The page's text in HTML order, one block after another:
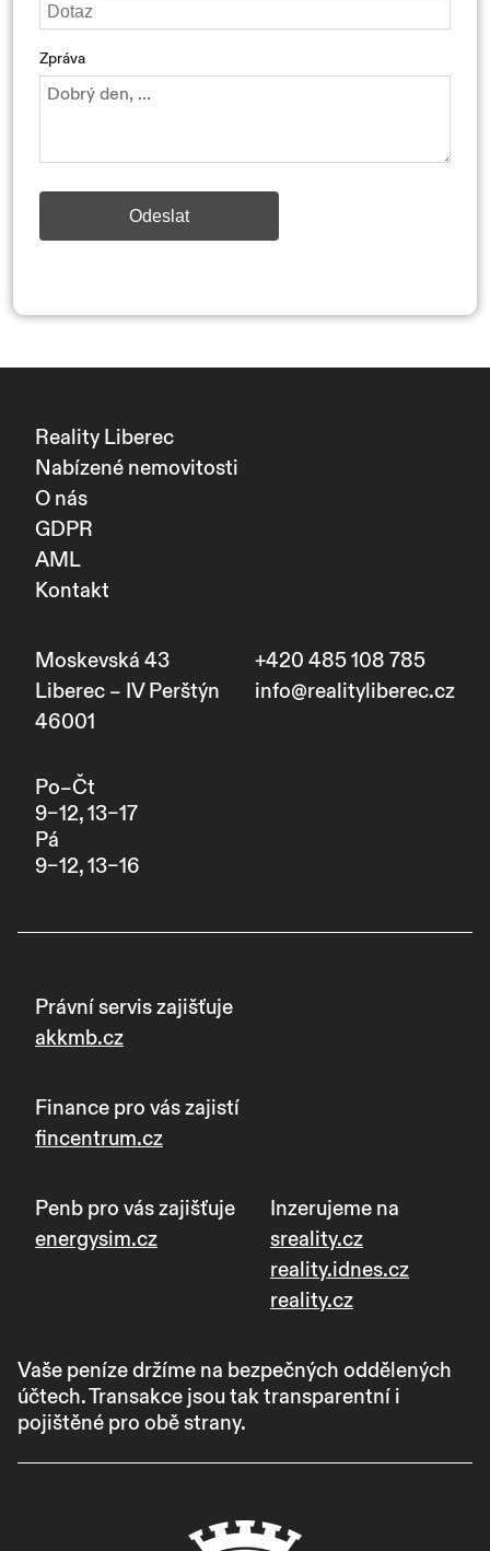
Zpráva
Odeslat
Reality Liberec
Nabízené nemovitosti
O nás
GDPR
AML
Kontakt
Moskevská 43
Liberec – IV Perštýn
46001
+420 485 108 785
info@realityliberec.cz
Po–Čt
9–12, 13–17
Pá
9–12, 13–16
Právní servis zajišťuje
akkmb.cz
Finance pro vás zajistí
fincentrum.cz
Penb pro vás zajišťuje
energysim.cz
Inzerujeme na
sreality.cz
reality.idnes.cz
reality.cz
Vaše peníze držíme na bezpečných oddělených
účtech. Transakce jsou tak transparentní i
pojištěné pro obě strany.